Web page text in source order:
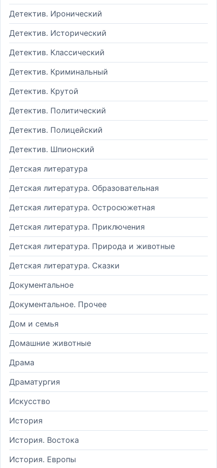
Детектив. Иронический
Детектив. Исторический
Детектив. Классический
Детектив. Криминальный
Детектив. Крутой
Детектив. Политический
Детектив. Полицейский
Детектив. Шпионский
Детская литература
Детская литература. Образовательная
Детская литература. Остросюжетная
Детская литература. Приключения
Детская литература. Природа и животные
Детская литература. Сказки
Документальное
Документальное. Прочее
Дом и семья
Домашние животные
Драма
Драматургия
Искусство
История
История. Востока
История. Европы